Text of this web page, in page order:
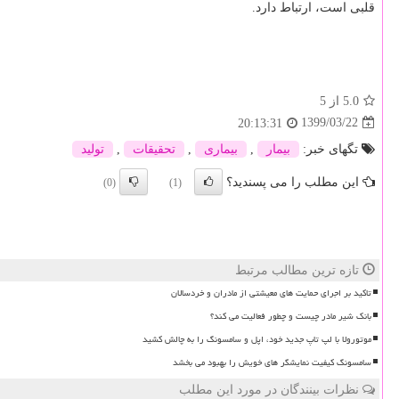
قلبی است، ارتباط دارد.
5.0 از 5
1399/03/22
20:13:31
تگهای خبر:
بیمار , بیماری , تحقیقات , تولید
این مطلب را می پسندید؟ (1)
(0)
تازه ترین مطالب مرتبط
تاکید بر اجرای حمایت های معیشتی از مادران و خردسالان
بانک شیر مادر چیست و چطور فعالیت می کند؟
موتورولا با لپ تاپ جدید خود، اپل و سامسونگ را به چالش کشید
سامسونگ کیفیت نمایشگر های خویش را بهبود می بخشد
نظرات بینندگان در مورد این مطلب